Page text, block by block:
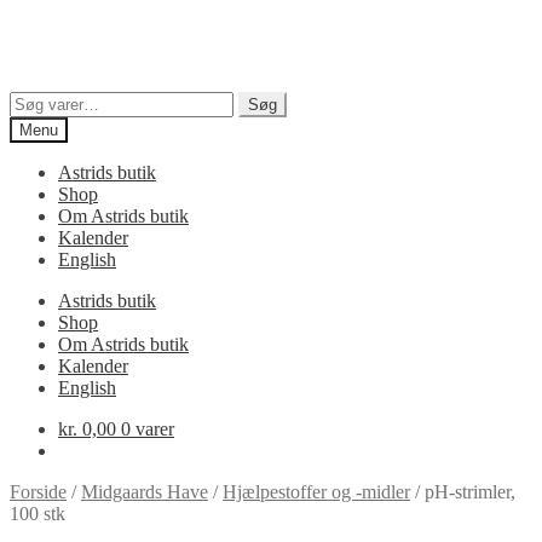
Søg
efter:
Søg
Menu
Astrids butik
Shop
Om Astrids butik
Kalender
English
Astrids butik
Shop
Om Astrids butik
Kalender
English
kr. 0,00 0 varer
Forside /Midgaards Have /Hjælpestoffer og -midler/pH-strimler,
100 stk